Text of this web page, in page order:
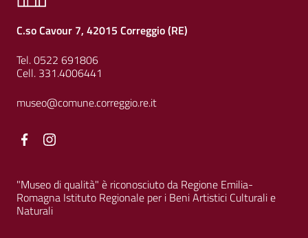
C.so Cavour 7, 42015 Correggio (RE)
Tel. 0522 691806
Cell. 331.4006441
museo@comune.correggio.re.it
Facebook
"Museo di qualità" è riconosciuto da Regione Emilia-
Romagna Istituto Regionale per i Beni Artistici Culturali e
Naturali